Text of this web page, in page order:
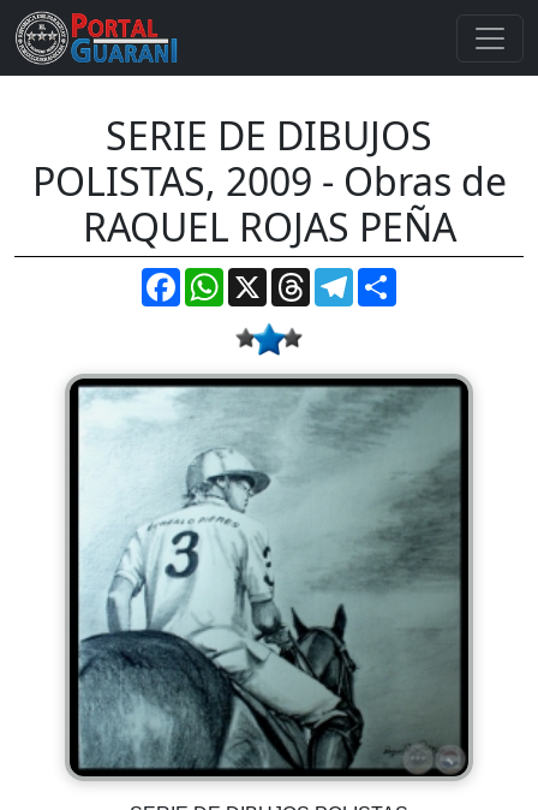
SERIE DE DIBUJOS
POLISTAS, 2009 - Obras de
RAQUEL ROJAS PEÑA
FacebookWhatsApp
X ThreadsTelegram